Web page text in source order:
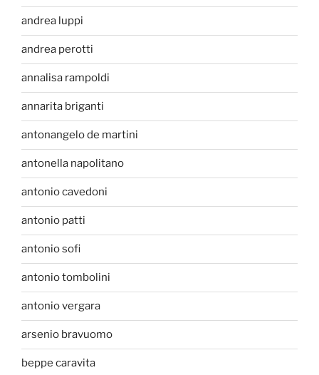
andrea luppi
andrea perotti
annalisa rampoldi
annarita briganti
antonangelo de martini
antonella napolitano
antonio cavedoni
antonio patti
antonio sofi
antonio tombolini
antonio vergara
arsenio bravuomo
beppe caravita